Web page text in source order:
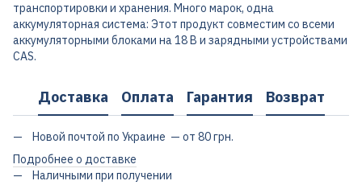
транспортировки и хранения. Много марок, одна
аккумуляторная система: Этот продукт совместим со всеми
аккумуляторными блоками на 18 В и зарядными устройствами
CAS.
Доставка Оплата Гарантия Возврат
Новой почтой по Украине — от 80 грн.
Подробнее о доставке
Наличными при получении